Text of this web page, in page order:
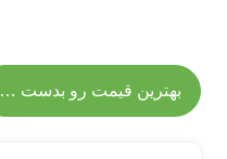
بهترین قیمت رو بدست بیار